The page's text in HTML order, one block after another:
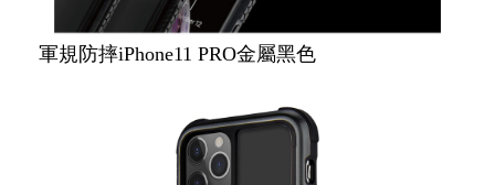
軍規防摔iPhone11 PRO金屬黑色